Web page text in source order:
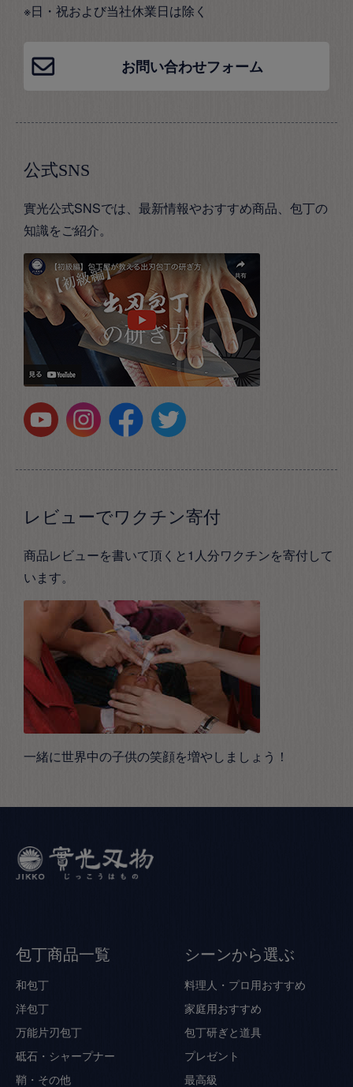
※日・祝および当社休業日は除く
お問い合わせフォーム
公式SNS
實光公式SNSでは、最新情報やおすすめ商品、包丁の
知識をご紹介。
レビューでワクチン寄付
商品レビューを書いて頂くと1人分ワクチンを寄付して
います。
一緒に世界中の子供の笑顔を増やしましょう！
包丁商品一覧
和包丁
洋包丁
万能片刃包丁
砥石・シャープナー
鞘・その他
シーンから選ぶ
料理人・プロ用おすすめ
家庭用おすすめ
包丁研ぎと道具
プレゼント
最高級